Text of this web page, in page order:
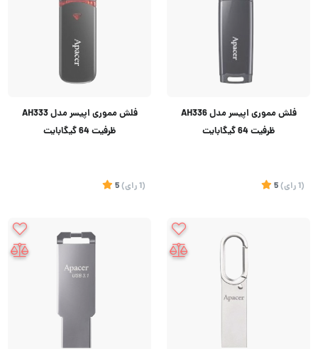
فلش مموری اپیسر مدل AH336
ظرفیت 64 گیگابایت
(1 رای)
5
فلش مموری اپیسر مدل AH333
ظرفیت 64 گیگابایت
(1 رای)
5